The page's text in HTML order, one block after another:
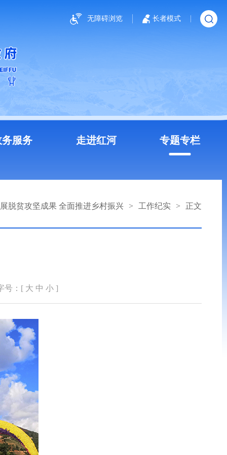
无障碍浏览 长者模式
务服务 走进红河 专题专栏
脱贫攻坚成果 全面推进乡村振兴 > 工作纪实 > 正文
号：[ 大 中 小]